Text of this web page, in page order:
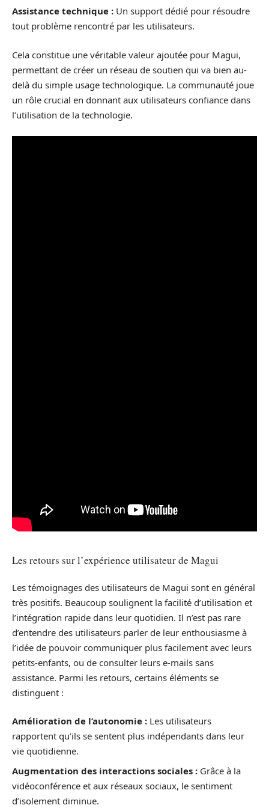
Assistance technique : Un support dédié pour résoudre
tout problème rencontré par les utilisateurs.
Cela constitue une véritable valeur ajoutée pour Magui,
permettant de créer un réseau de soutien qui va bien au-
delà du simple usage technologique. La communauté joue
un rôle crucial en donnant aux utilisateurs confiance dans
l’utilisation de la technologie.
Les retours sur l’expérience utilisateur de Magui
Les témoignages des utilisateurs de Magui sont en général
très positifs. Beaucoup soulignent la facilité d’utilisation et
l’intégration rapide dans leur quotidien. Il n’est pas rare
d’entendre des utilisateurs parler de leur enthousiasme à
l’idée de pouvoir communiquer plus facilement avec leurs
petits-enfants, ou de consulter leurs e-mails sans
assistance. Parmi les retours, certains éléments se
distinguent :
Amélioration de l’autonomie : Les utilisateurs
rapportent qu’ils se sentent plus indépendants dans leur
vie quotidienne.
Augmentation des interactions sociales : Grâce à la
vidéoconférence et aux réseaux sociaux, le sentiment
d’isolement diminue.